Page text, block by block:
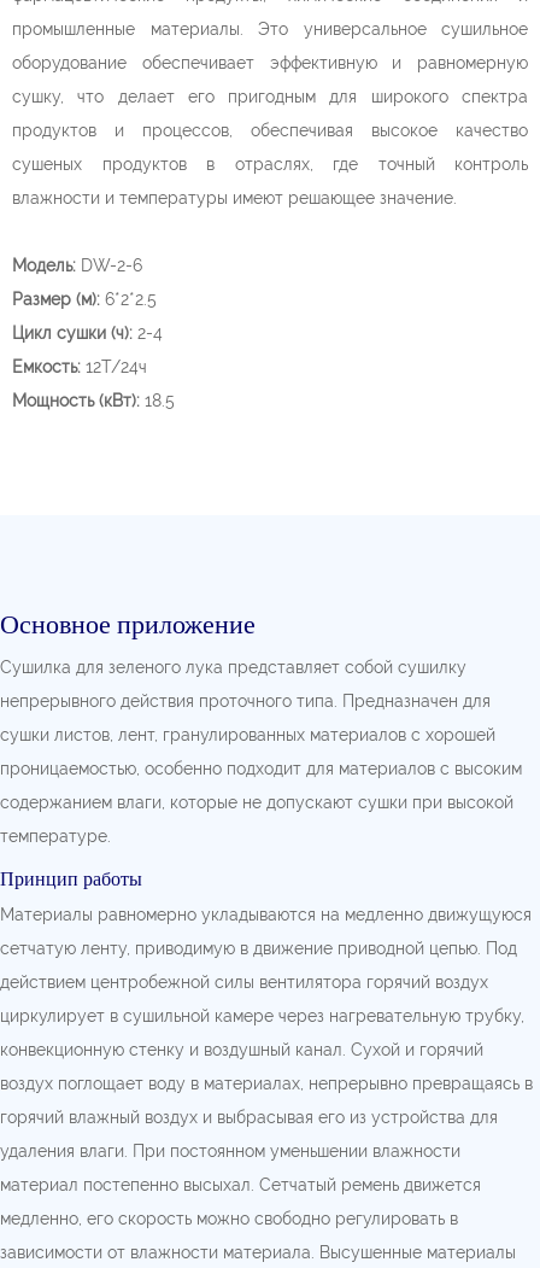
промышленные материалы. Это универсальное сушильное
оборудование обеспечивает эффективную и равномерную
сушку, что делает его пригодным для широкого спектра
продуктов и процессов, обеспечивая высокое качество
сушеных продуктов в отраслях, где точный контроль
влажности и температуры имеют решающее значение.
Модель: DW-2-6
Размер (м): 6*2*2.5
Цикл сушки (ч): 2-4
Емкость: 12Т/24ч
Мощность (кВт): 18.5
Основное приложение
Сушилка для зеленого лука представляет собой сушилку
непрерывного действия проточного типа. Предназначен для
сушки листов, лент, гранулированных материалов с хорошей
проницаемостью, особенно подходит для материалов с высоким
содержанием влаги, которые не допускают сушки при высокой
температуре.
Принцип работы
Материалы равномерно укладываются на медленно движущуюся
сетчатую ленту, приводимую в движение приводной цепью. Под
действием центробежной силы вентилятора горячий воздух
циркулирует в сушильной камере через нагревательную трубку,
конвекционную стенку и воздушный канал. Сухой и горячий
воздух поглощает воду в материалах, непрерывно превращаясь в
горячий влажный воздух и выбрасывая его из устройства для
удаления влаги. При постоянном уменьшении влажности
материал постепенно высыхал. Сетчатый ремень движется
медленно, его скорость можно свободно регулировать в
зависимости от влажности материала. Высушенные материалы